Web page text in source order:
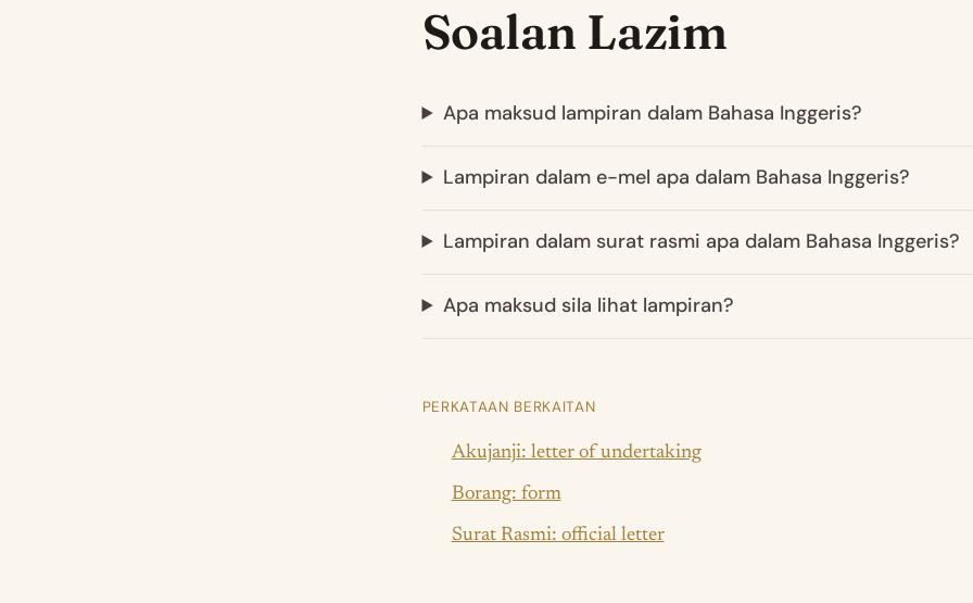
Soalan Lazim
Apa maksud lampiran dalam Bahasa Inggeris?
Lampiran dalam e-mel apa dalam Bahasa Inggeris?
Lampiran dalam surat rasmi apa dalam Bahasa Inggeris?
Apa maksud sila lihat lampiran?
PERKATAAN BERKAITAN
Akujanji: letter of undertaking
Borang: form
Surat Rasmi: official letter